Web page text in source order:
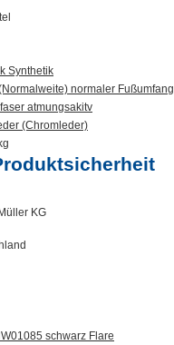
Synthetik
normaler Fußumfang
atmungsakitv
(Chromleder)
KG